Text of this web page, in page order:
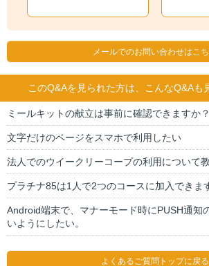
メールでのお問い合わせはこ
このQ&Aを見られた方は、こんなQ&Aも
ミールキットの献立は事前に確認できますか？
文字だけのページをスマホで利用したい
法人でのウイークリーコープの利用について教
プラチナ85は1人で2つのコースに加入できま
Android端末で、マナーモード時にPUSH通知
いようにしたい。
よくあるご質問トップに戻る